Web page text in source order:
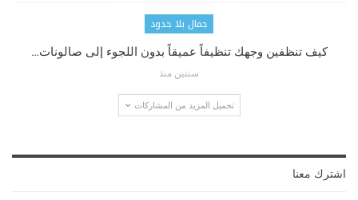
جمال بلا حدود
كيف تنظفين وجهك تنظيفاً عميقاً بدون اللجوء إلى صالونات…
سنتين منذ
تحميل المزيد من المشاركات
اشترك معنا